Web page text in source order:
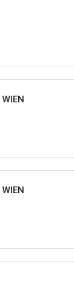
WIEN
WIEN